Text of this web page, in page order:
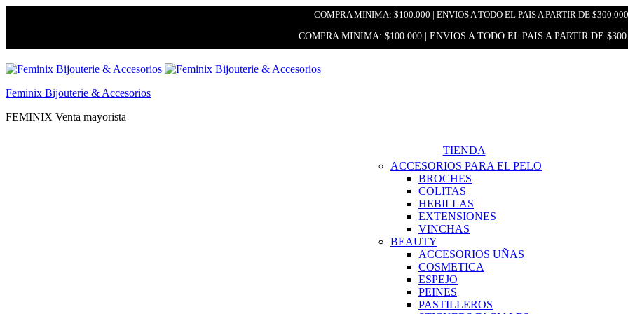
COMPRA MINIMA: $100.000 | ENVIOS A TODO EL PAIS A PARTIR DE $300.000
COMPRA MINIMA: $100.000 | ENVIOS A TODO EL PAIS A PARTIR DE
Feminix Bijouterie & Accesorios
FEMINIX Venta mayorista
TIENDA
ACCESORIOS PARA EL PELO
BROCHES
COLITAS
HEBILLAS
EXTENSIONES
VINCHAS
BEAUTY
ACCESORIOS UÑAS
COSMETICA
ESPEJO
PEINES
PASTILLEROS